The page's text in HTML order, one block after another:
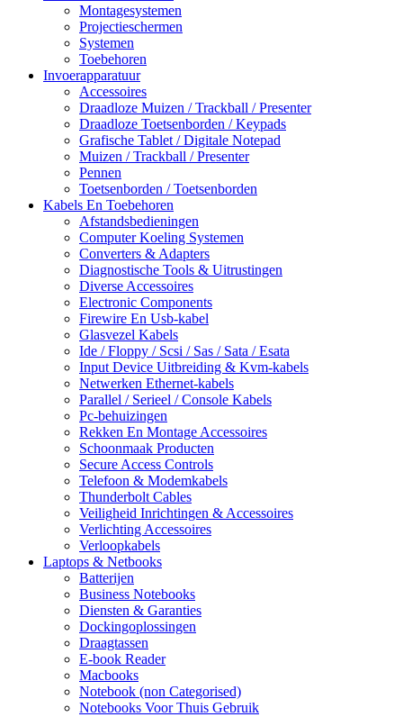
Montagesystemen
Projectieschermen
Systemen
Toebehoren
Invoerapparatuur
Accessoires
Draadloze Muizen / Trackball / Presenter
Draadloze Toetsenborden / Keypads
Grafische Tablet / Digitale Notepad
Muizen / Trackball / Presenter
Pennen
Toetsenborden / Toetsenborden
Kabels En Toebehoren
Afstandsbedieningen
Computer Koeling Systemen
Converters & Adapters
Diagnostische Tools & Uitrustingen
Diverse Accessoires
Electronic Components
Firewire En Usb-kabel
Glasvezel Kabels
Ide / Floppy / Scsi / Sas / Sata / Esata
Input Device Uitbreiding & Kvm-kabels
Netwerken Ethernet-kabels
Parallel / Serieel / Console Kabels
Pc-behuizingen
Rekken En Montage Accessoires
Schoonmaak Producten
Secure Access Controls
Telefoon & Modemkabels
Thunderbolt Cables
Veiligheid Inrichtingen & Accessoires
Verlichting Accessoires
Verloopkabels
Laptops & Netbooks
Batterijen
Business Notebooks
Diensten & Garanties
Dockingoplossingen
Draagtassen
E-book Reader
Macbooks
Notebook (non Categorised)
Notebooks Voor Thuis Gebruik